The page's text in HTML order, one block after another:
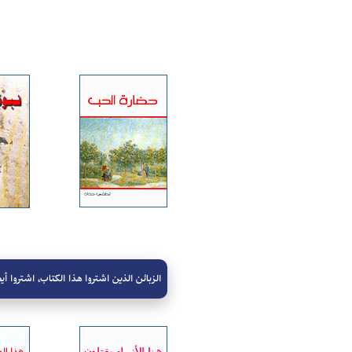
الزبائن الذين اشتروا هذا الكتاب، اشتروا